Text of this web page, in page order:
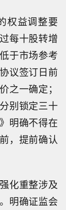
权益调整要
每十股转增
于市场参考
议签订日前
之一确定；
别锁定三十
明确不得在
，提前确认
化重整涉及
明确证监会